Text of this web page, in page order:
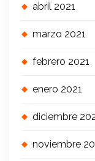
abril 2021
marzo 2021
febrero 2021
enero 2021
diciembre
noviembre